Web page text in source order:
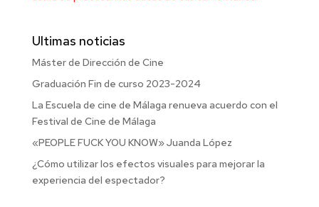
Ultimas noticias
Máster de Dirección de Cine
Graduación Fin de curso 2023-2024
La Escuela de cine de Málaga renueva acuerdo con el
Festival de Cine de Málaga
«PEOPLE FUCK YOU KNOW» Juanda López
¿Cómo utilizar los efectos visuales para mejorar la
experiencia del espectador?